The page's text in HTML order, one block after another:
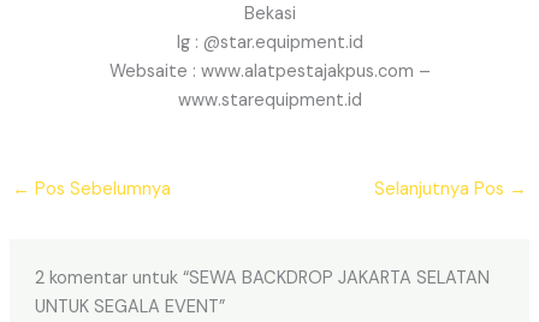
Bekasi
Ig : @star.equipment.id
Websaite : www.alatpestajakpus.com –
www.starequipment.id
← Pos Sebelumnya Selanjutnya Pos →
2 komentar untuk “SEWA BACKDROP JAKARTA SELATAN
UNTUK SEGALA EVENT”